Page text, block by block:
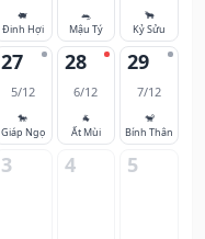
🐖
Đinh Hợi
🐀
Mậu Tý
🐂
Kỷ Sửu
27
5/12
🐎
Giáp Ngọ
28
6/12
🐐
Ất Mùi
29
7/12
🐒
Bính Thân
3 4 5